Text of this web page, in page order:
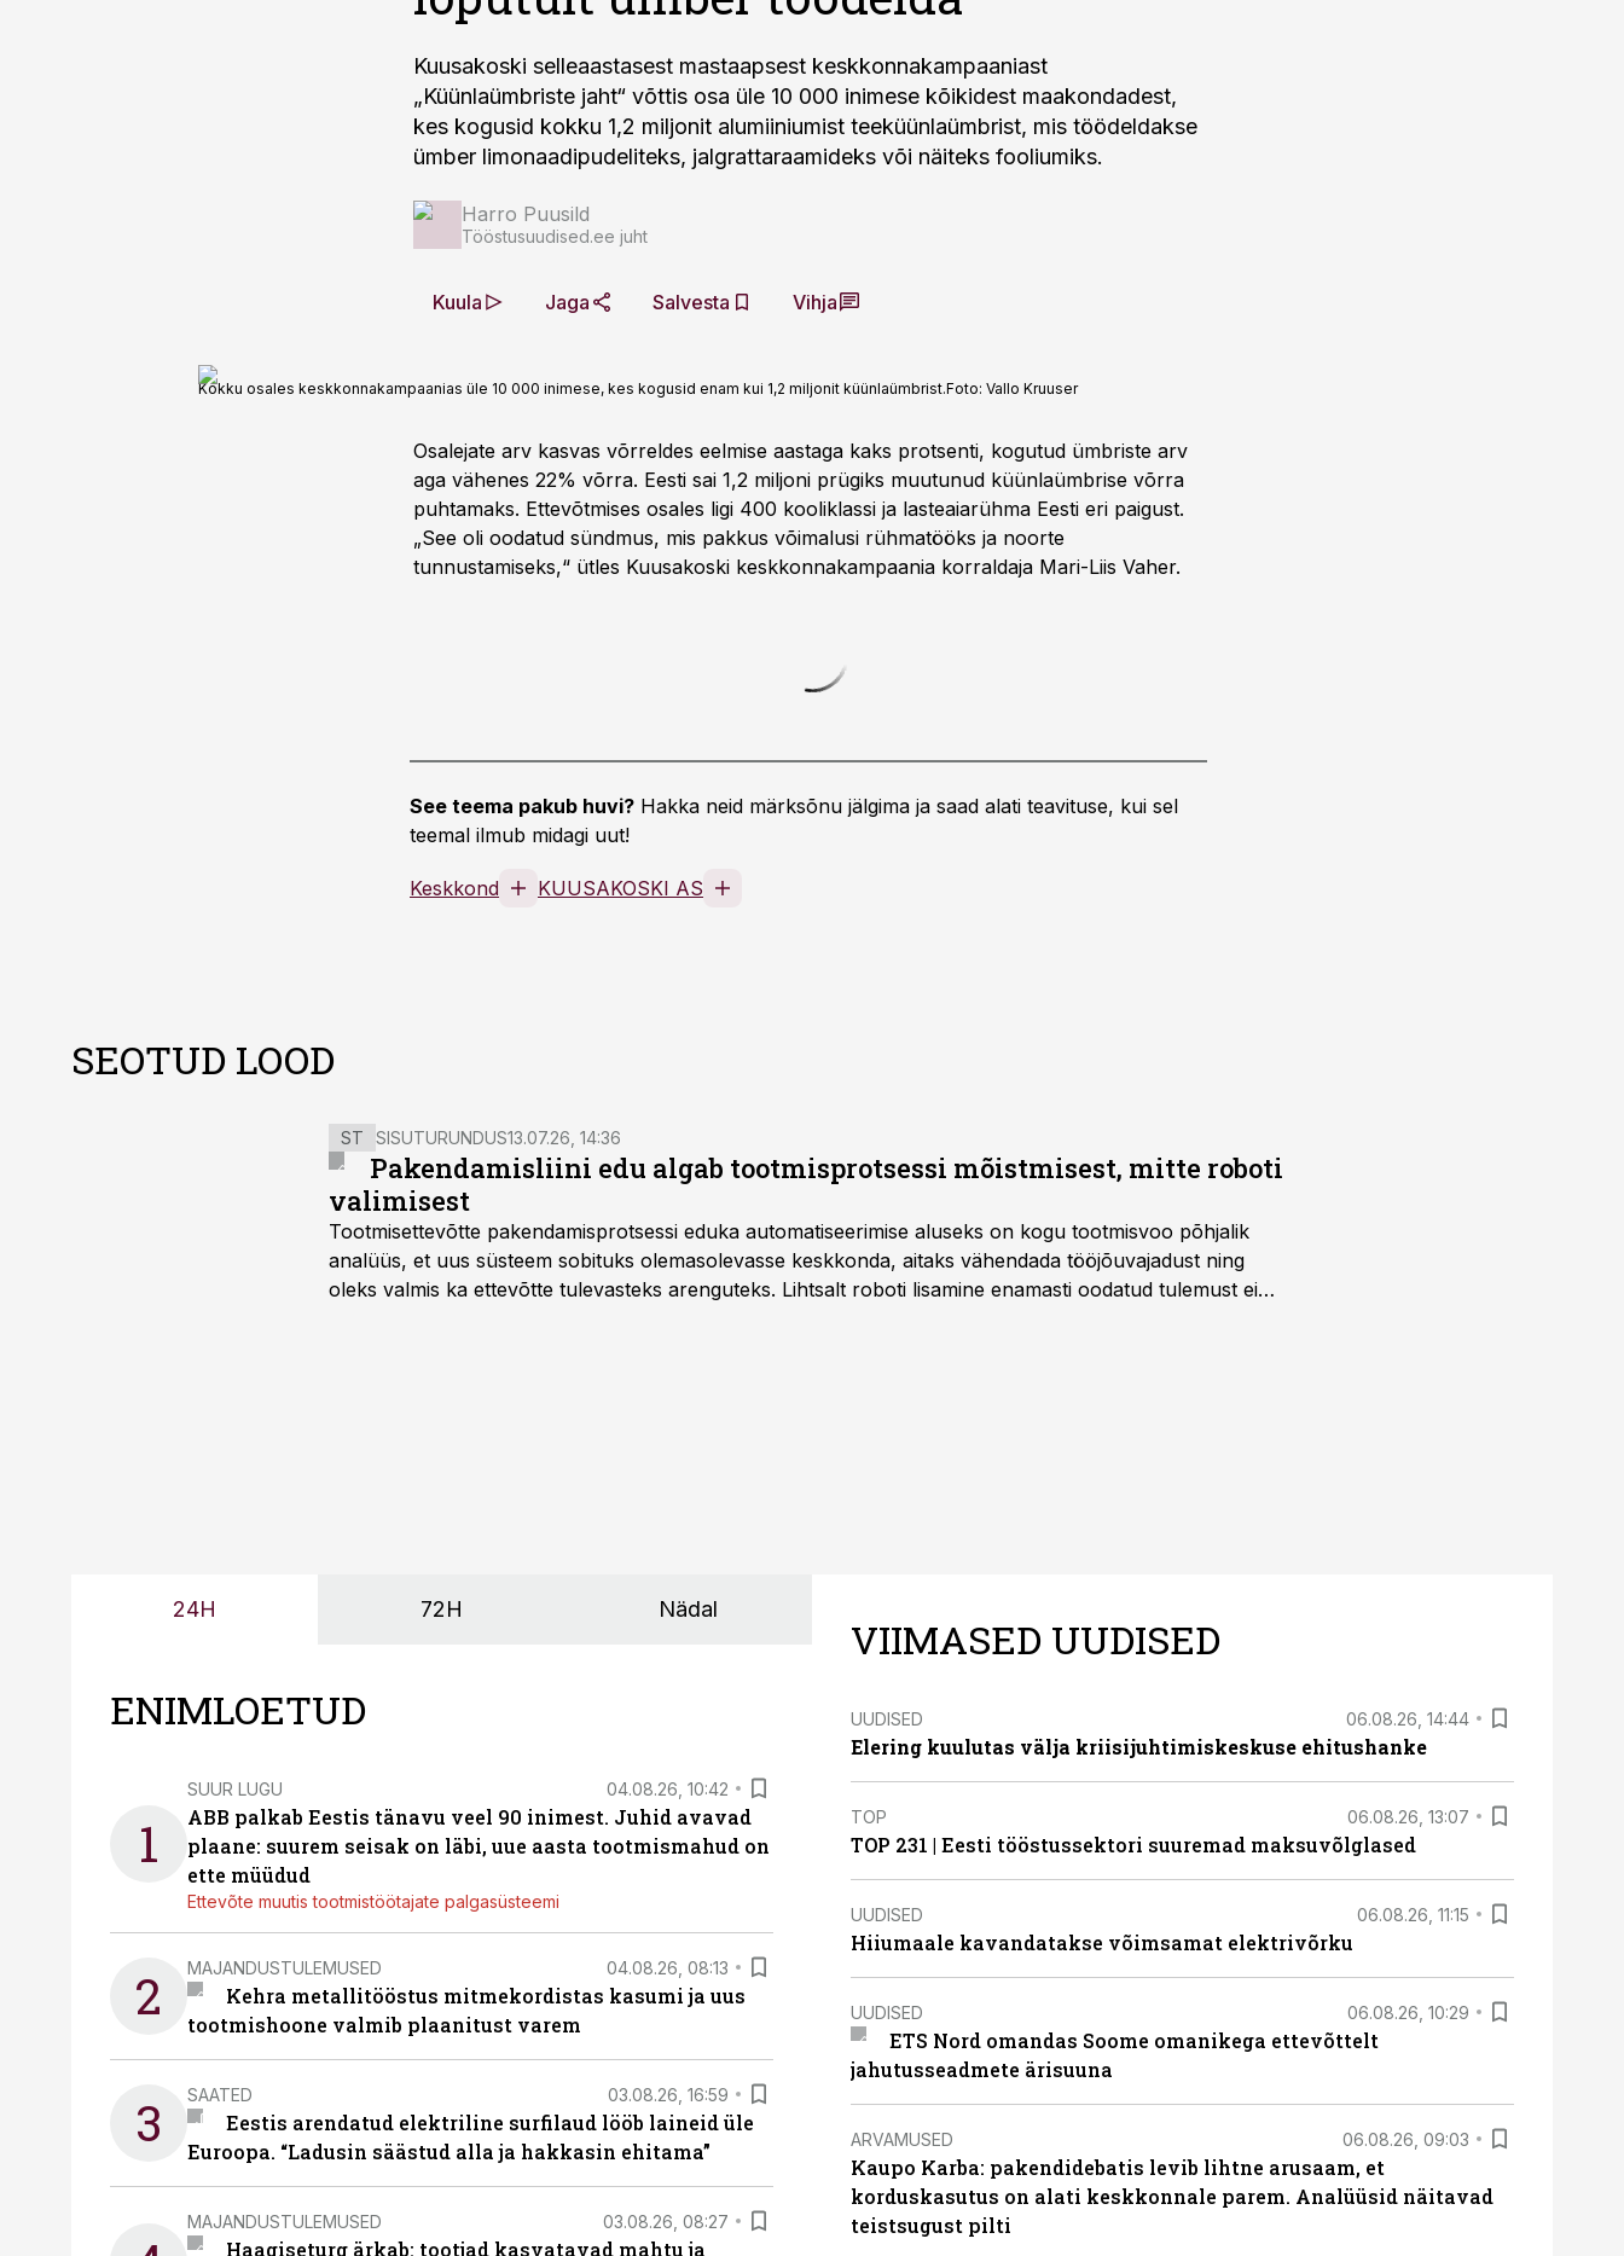
Kuusakoski selleaastasest mastaapsest keskkonnakampaaniast
„Küünlaümbriste jaht“ võttis osa üle 10 000 inimese kõikidest maakondadest,
kes kogusid kokku 1,2 miljonit alumiiniumist teeküünlaümbrist, mis töödeldakse
ümber limonaadipudeliteks, jalgrattaraamideks või näiteks fooliumiks.
Harro Puusild
Tööstusuudised.ee juht
Kuula Jaga Salvesta Vihja
Kokku osales keskkonnakampaanias üle 10 000 inimese, kes kogusid enam kui 1,2 miljonit küünlaümbrist.Foto: Vallo Kruuser
Osalejate arv kasvas võrreldes eelmise aastaga kaks protsenti, kogutud ümbriste arv
aga vähenes 22% võrra. Eesti sai 1,2 miljoni prügiks muutunud küünlaümbrise võrra
puhtamaks. Ettevõtmises osales ligi 400 kooliklassi ja lasteaiarühma Eesti eri paigust.
„See oli oodatud sündmus, mis pakkus võimalusi rühmatööks ja noorte
tunnustamiseks,“ ütles Kuusakoski keskkonnakampaania korraldaja Mari-Liis Vaher.
See teema pakub huvi? Hakka neid märksõnu jälgima ja saad alati teavituse, kui sel
teemal ilmub midagi uut!
Keskkond KUUSAKOSKI AS
SEOTUD LOOD
ST SISUTURUNDUS13.07.26, 14:36
Pakendamisliini edu algab tootmisprotsessi mõistmisest, mitte roboti
valimisest
Tootmisettevõtte pakendamisprotsessi eduka automatiseerimise aluseks on kogu tootmisvoo põhjalik
analüüs, et uus süsteem sobituks olemasolevasse keskkonda, aitaks vähendada tööjõuvajadust ning
oleks valmis ka ettevõtte tulevasteks arenguteks. Lihtsalt roboti lisamine enamasti oodatud tulemust ei
24H 72H Nädal
ENIMLOETUD
1
SUUR LUGU 04.08.26, 10:42
ABB palkab Eestis tänavu veel 90 inimest. Juhid avavad
plaane: suurem seisak on läbi, uue aasta tootmismahud on
ette müüdud
Ettevõte muutis tootmistöötajate palgasüsteemi
2 MAJANDUSTULEMUSED 04.08.26, 08:13
Kehra metallitööstus mitmekordistas kasumi ja uus
tootmishoone valmib plaanitust varem
3 SAATED 03.08.26, 16:59
Eestis arendatud elektriline surfilaud lööb laineid üle
Euroopa. “Ladusin säästud alla ja hakkasin ehitama”
MAJANDUSTULEMUSED 03.08.26, 08:27
Haagiseturg ärkab: tootjad kasvatavad mahtu ja
VIIMASED UUDISED
UUDISED 06.08.26, 14:44
Elering kuulutas välja kriisijuhtimiskeskuse ehitushanke
TOP 06.08.26, 13:07
TOP 231 | Eesti tööstussektori suuremad maksuvõlglased
UUDISED 06.08.26, 11:15
Hiiumaale kavandatakse võimsamat elektrivõrku
UUDISED 06.08.26, 10:29
ETS Nord omandas Soome omanikega ettevõttelt
jahutusseadmete ärisuuna
ARVAMUSED 06.08.26, 09:03
Kaupo Karba: pakendidebatis levib lihtne arusaam, et
korduskasutus on alati keskkonnale parem. Analüüsid näitavad
teistsugust pilti